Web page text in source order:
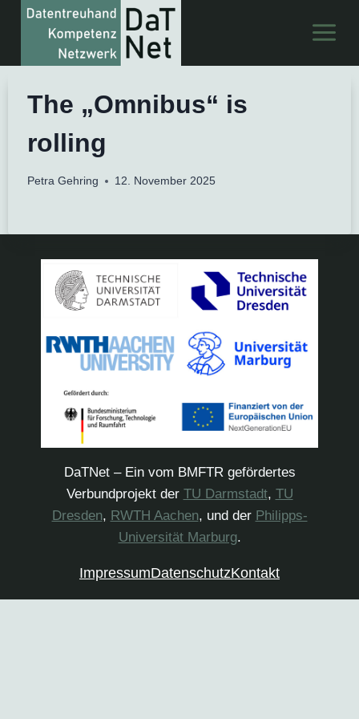
The „Omnibus“ is
rolling
Petra Gehring 12. November 2025
DaTNet – Ein vom BMFTR gefördertes
Verbundprojekt der TU Darmstadt, TU
Dresden, RWTH Aachen, und der Philipps-
Universität Marburg.
ImpressumDatenschutzKontakt